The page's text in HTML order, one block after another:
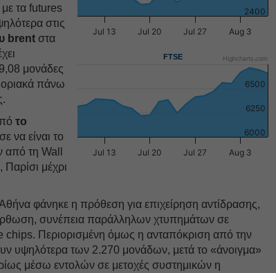
Jul 13 Jul 20 Jul 27 Aug 3
2400
FTSE
Jul 13 Jul 20 Jul 27 Aug 3
6000
6250
6500
Highcharts.com
με τα futures
στις
brent στα
μονάδες
οριακά πάνω
το
να είναι το
από τη Wall
μέχρι
φάνηκε η πρόθεση για επιχείρηση αντίδρασης,
συνέπεια παράλληλων χτυπημάτων σε
chips. Περιορισμένη όμως η ανταπόκριση από την
υψηλότερα των 2.270 μονάδων, μετά το «άνοιγμα»
μέσω εντολών σε μετοχές συστημικών η